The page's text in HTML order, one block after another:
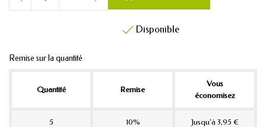
 Disponible
Remise sur la quantité
Quantité Remise
Vous
économisez
5 10% Jusqu'à 3,95 €